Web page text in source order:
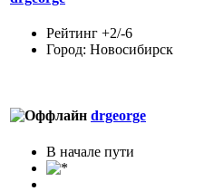
Рейтинг +2/-6
Город: Новосибирск
drgeorge
В начале пути